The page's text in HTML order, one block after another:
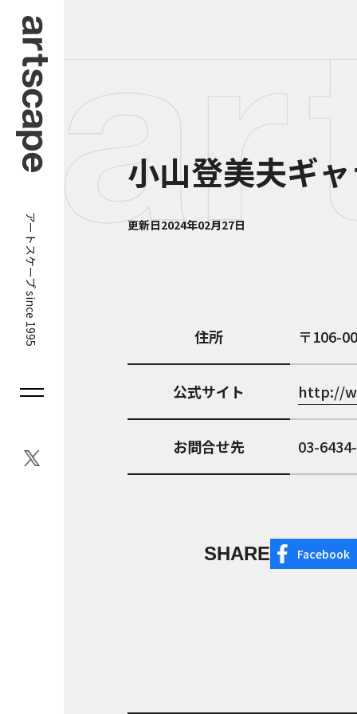
アートスケープ since 1995
小山登美夫ギ
更新日2024年02月27日
住所 106-
公式サイト http://
お問合せ先 03-
SHARE Facebook